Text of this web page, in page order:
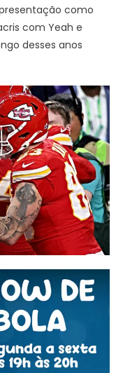
como
com Yeah e
desses anos